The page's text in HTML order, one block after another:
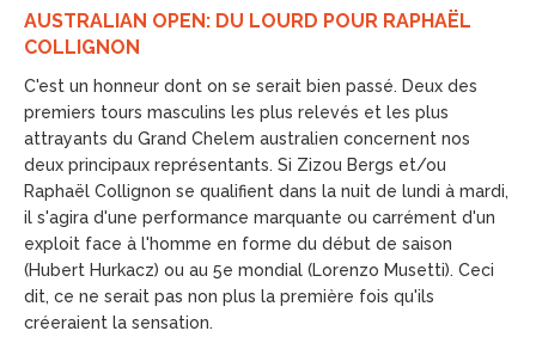
AUSTRALIAN OPEN: DU LOURD POUR RAPHAËL
COLLIGNON
C'est un honneur dont on se serait bien passé. Deux des
premiers tours masculins les plus relevés et les plus
attrayants du Grand Chelem australien concernent nos
deux principaux représentants. Si Zizou Bergs et/ou
Raphaël Collignon se qualifient dans la nuit de lundi à mardi,
il s'agira d'une performance marquante ou carrément d'un
exploit face à l'homme en forme du début de saison
(Hubert Hurkacz) ou au 5e mondial (Lorenzo Musetti). Ceci
dit, ce ne serait pas non plus la première fois qu'ils
créeraient la sensation.